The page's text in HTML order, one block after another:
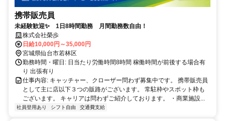
携帯販売員
未経験歓迎✨ 1日8時間勤務 月間勤務数自由！
株式会社榮歩
日給10,000円～35,000円
宮城県仙台市若林区
勤務時間・曜日: 日当たり労働時間8時間 稼働時間が前後する場合有
り 出張有り
仕事内容: キャッチャー、クローザー問わず募集中です。 携帯販売員
として主に店以下３つの販路がございます。 常駐枠やスポット枠も
ございます。 キャリアは問わずご紹介しております。 ・商業施設...
社員登用あり シフト自由 交通費支給